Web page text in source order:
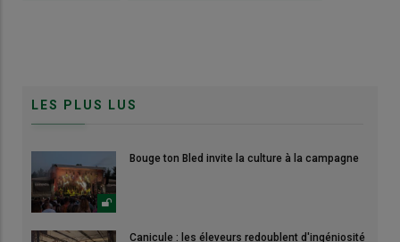
LES PLUS LUS
Bouge ton Bled invite la culture à la campagne
Canicule : les éleveurs redoublent d'ingéniosité